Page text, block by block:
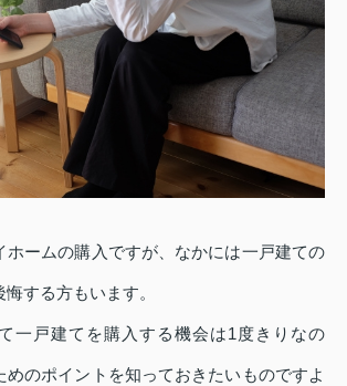
ホームの購入ですが、なかには一戸建ての
する方もいます。
一戸建てを購入する機会は1度きりなの
めのポイントを知っておきたいものですよ